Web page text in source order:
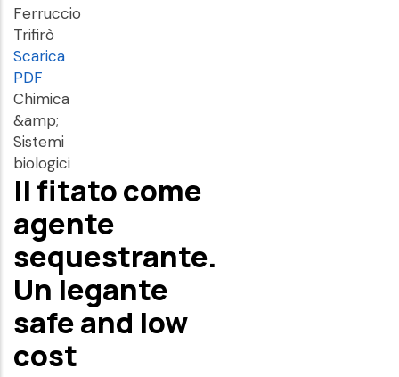
Ferruccio
Trifirò
Scarica
PDF
Chimica
&amp;
Sistemi
biologici
Il fitato come
agente
sequestrante.
Un legante
safe and low
cost